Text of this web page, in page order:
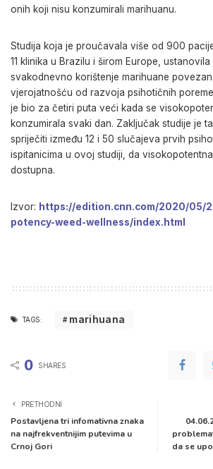
onih koji nisu konzumirali marihuanu.
Studija koja je proučavala više od 900
11 klinika u Brazilu i širom Europe, ustanovila
svakodnevno korištenje marihuane
vjerojatnošću od razvoja psihotičnih
je bio za četiri puta veći kada se
konzumirala svaki dan. Zaključak studije je
spriječiti između 12 i 50 slučajeva prvih
ispitanicima u ovoj studiji, da
dostupna.
Izvor: https://edition.cnn.com/2020/05/
potency-weed-wellness/index.html
TAGS: marihuana
0 SHARES
PRETHODNI
Postavljena tri infomativna znaka
na najfrekventnijim putevima u
Crnoj Gori
da se